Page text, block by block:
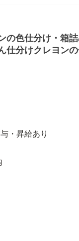
の色仕分け・箱
仕分けクレヨン
・昇給あり